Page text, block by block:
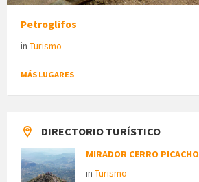
Petroglifos
in Turismo
MÁS LUGARES
DIRECTORIO TURÍSTICO
MIRADOR CERRO PICACHO
in Turismo